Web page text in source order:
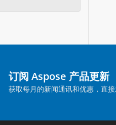
订阅 Aspose 产品更新
获取每月的新闻通讯和优惠，直接